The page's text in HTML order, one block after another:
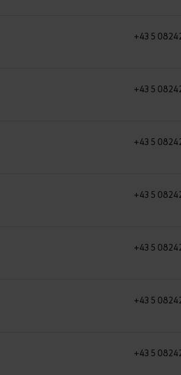
+43 5
+43 5
+43 5
+43 5
+43 5
+43 5
+43 5